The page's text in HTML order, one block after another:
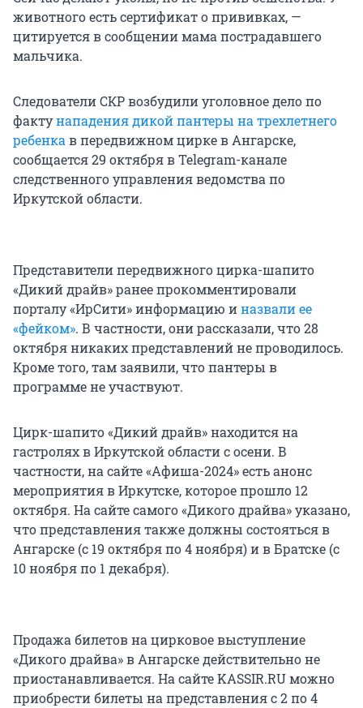
животного есть сертификат о прививках, —
цитируется в сообщении мама пострадавшего
мальчика.
Следователи СКР возбудили уголовное дело по
фактунападения дикой пантеры на трехлетнего
ребенкав передвижном цирке в Ангарске,
сообщается 29 октября в Telegram-канале
следственного управления ведомства по
Иркутской области.
Представители передвижного цирка-шапито
«Дикий драйв» ранее прокомментировали
порталу «ИрСити» информацию иназвали ее
«фейком». В частности, они рассказали, что 28
октября никаких представлений не проводилось.
Кроме того, там заявили, что пантеры в
программе не участвуют.
Цирк-шапито «Дикий драйв» находится на
гастролях в Иркутской области c осени. В
частности, на сайте «Афиша-2024» есть анонс
мероприятия в Иркутске, которое прошло 12
октября. На сайте самого «Дикого драйва» указано,
что представления также должны состояться в
Ангарске (с 19 октября по 4 ноября) и в Братске (с
10 ноября по 1 декабря).
Продажа билетов на цирковое выступление
«Дикого драйва» в Ангарске действительно не
приостанавливается. На сайте KASSIR.RU можно
приобрести билеты на представления с 2 по 4